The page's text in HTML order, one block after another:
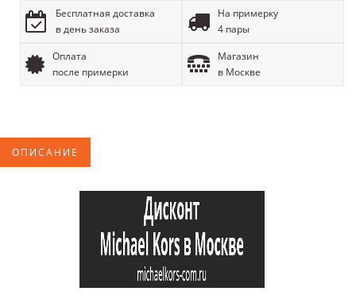
Бесплатная доставка
в день заказа
На примерку
4 пары
Оплата
после примерки
Магазин
в Москве
ОПИСАНИЕ